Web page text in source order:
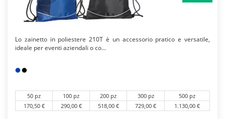
Lo zainetto in poliestere 210T è un accessorio pratico e versatile,
ideale per eventi aziendali o co...
50 pz 100 pz 200 pz 300 pz
500 pz
170,50 €
290,00 € 518,00 € 729,00 € 1.130,00 €